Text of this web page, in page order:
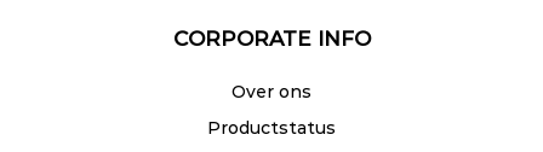
CORPORATE INFO
Over ons
Productstatus